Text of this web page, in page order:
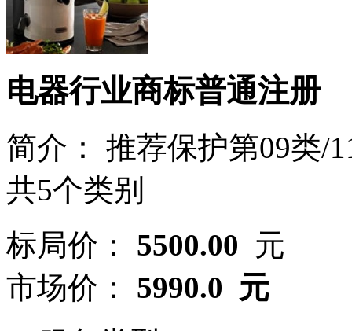
电器行业商标普通注册
简介：
推荐保护第09类/
共5个类别
标局价：
5500.00 元
市场价：
5990.0 元